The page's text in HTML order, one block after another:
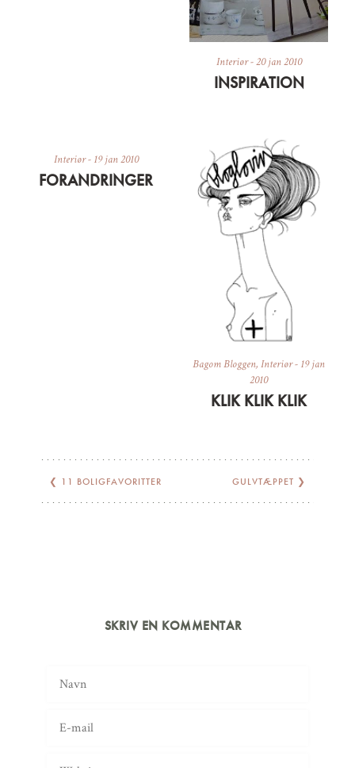
Interiør-20 jan 2010
INSPIRATION
Interiør- 19 jan 2010
FORANDRINGER
Bagom Bloggen,Interiør- 19 jan
2010
KLIK KLIK KLIK
❮ 11 BOLIGFAVORITTER GULVTÆPPET ❯
SKRIV EN KOMMENTAR